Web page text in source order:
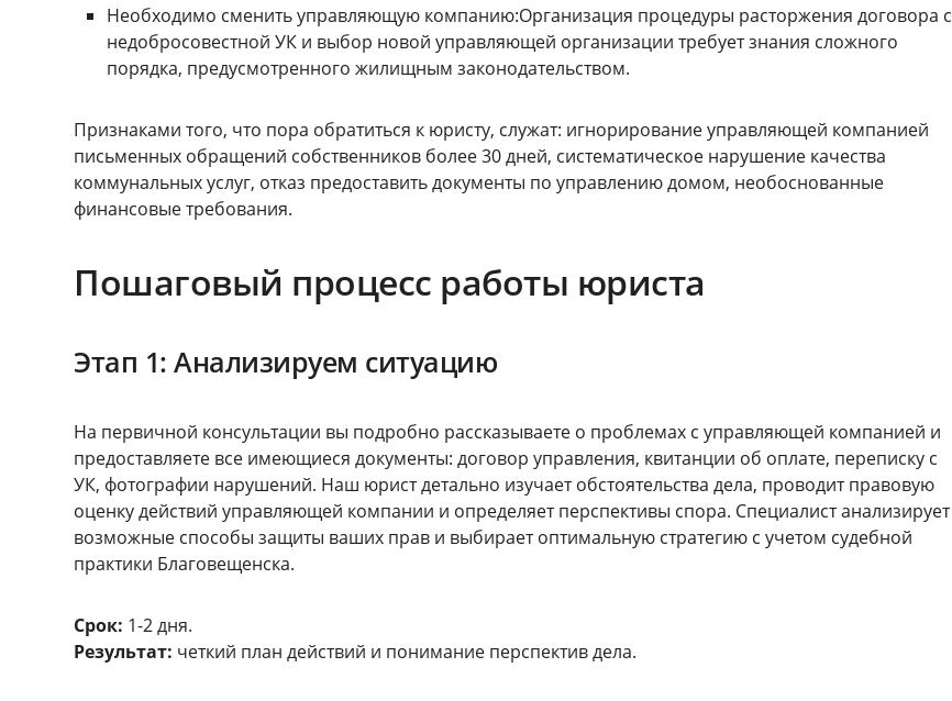
Необходимо сменить управляющую компанию:Организация процедуры расторжения договора с
недобросовестной УК и выбор новой управляющей организации требует знания сложного
порядка, предусмотренного жилищным законодательством.
Признаками того, что пора обратиться к юристу, служат: игнорирование управляющей компанией
письменных обращений собственников более 30 дней, систематическое нарушение качества
коммунальных услуг, отказ предоставить документы по управлению домом, необоснованные
финансовые требования.
Пошаговый процесс работы юриста
Этап 1: Анализируем ситуацию
На первичной консультации вы подробно рассказываете о проблемах с управляющей компанией и
предоставляете все имеющиеся документы: договор управления, квитанции об оплате, переписку с
УК, фотографии нарушений. Наш юрист детально изучает обстоятельства дела, проводит правовую
оценку действий управляющей компании и определяет перспективы спора. Специалист анализирует
возможные способы защиты ваших прав и выбирает оптимальную стратегию с учетом судебной
практики Благовещенска.
Срок: 1-2 дня.
Результат: четкий план действий и понимание перспектив дела.